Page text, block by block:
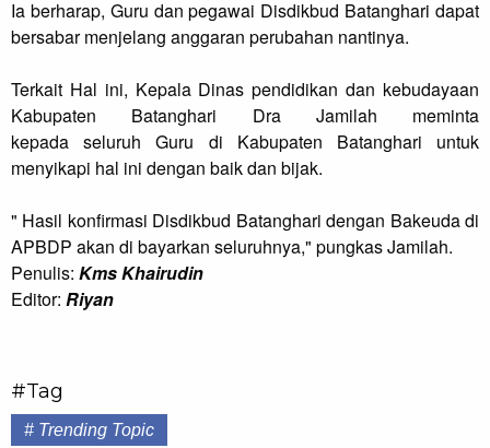
Ia berharap, Guru dan pegawai Disdikbud Batanghari dapat
bersabar menjelang anggaran perubahan nantinya.
Terkait Hal ini, Kepala Dinas pendidikan dan kebudayaan
Kabupaten Batanghari Dra Jamilah meminta
kepada seluruh Guru di Kabupaten Batanghari untuk
menyikapi hal ini dengan baik dan bijak.
" Hasil konfirmasi Disdikbud Batanghari dengan Bakeuda di
APBDP akan di bayarkan seluruhnya," pungkas Jamilah.
Penulis: Kms Khairudin
Editor: Riyan
#Tag
# Trending Topic